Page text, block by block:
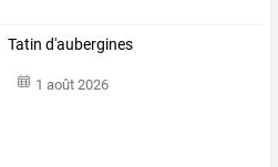
Tatin d'aubergines
1 août 2026